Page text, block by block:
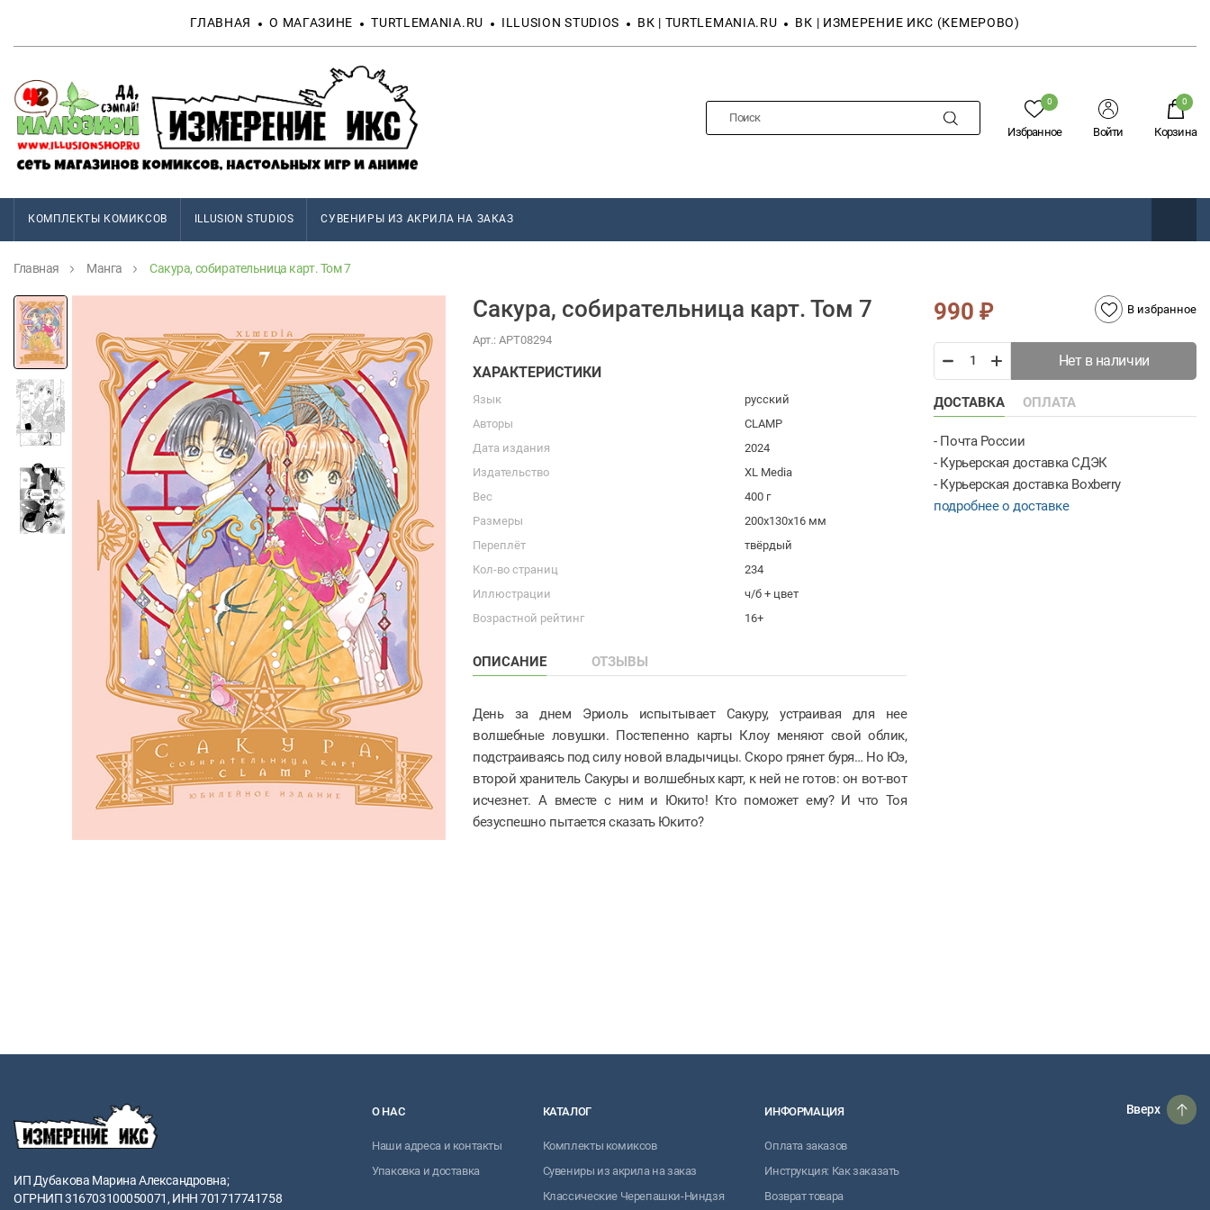
ГЛАВНАЯ О МАГАЗИНЕ TURTLEMANIA.RU ILLUSION STUDIOS ВК | TURTLEMANIA.RU ВК | ИЗМЕРЕНИЕ ИКС (КЕМЕРОВО)
Избранное
0
Войти Корзина
0
КОМПЛЕКТЫ КОМИКСОВ ILLUSION STUDIOS СУВЕНИРЫ ИЗ АКРИЛА НА ЗАКАЗ
Главная Манга Сакура, собирательница карт. Том 7
Сакура, собирательница карт. Том 7
Арт.: АРТ08294
ХАРАКТЕРИСТИКИ
Язык
русский
Авторы
CLAMP
Дата издания
2024
Издательство
XL Media
Вес
400 г
Размеры
200x130x16 мм
Переплёт
твёрдый
Кол-во страниц
234
Иллюстрации
ч/б + цвет
Возрастной рейтинг
16+
ОПИСАНИЕ ОТЗЫВЫ
День за днем Эриоль испытывает Сакуру, устраивая для нее
волшебные ловушки. Постепенно карты Клоу меняют свой облик,
подстраиваясь под силу новой владычицы. Скоро грянет буря… Но Юэ,
второй хранитель Сакуры и волшебных карт, к ней не готов: он вот-вот
исчезнет. А вместе с ним и Юкито! Кто поможет ему? И что Тоя
безуспешно пытается сказать Юкито?
990₽ В избранное
Нет в наличии
ДОСТАВКА ОПЛАТА
- Почта России
- Курьерская доставка СДЭК
- Курьерская доставка Boxberry
подробнее о доставке
ИП Дубакова Марина Александровна;
ОГРНИП 316703100050071, ИНН 701717741758
О НАС
Наши адреса и контакты
Упаковка и доставка
КАТАЛОГ
Комплекты комиксов
Сувениры из акрила на заказ
Классические Черепашки-Ниндзя
ИНФОРМАЦИЯ
Оплата заказов
Инструкция: Как заказать
Возврат товара
Вверх